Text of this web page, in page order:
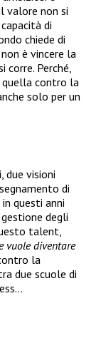
valore non si
di
chiede di
è vincere la
corre. Perché,
contro la
solo per un
, due visioni
di
questi anni
degli
talent,
vuole diventare
la
due scuole di